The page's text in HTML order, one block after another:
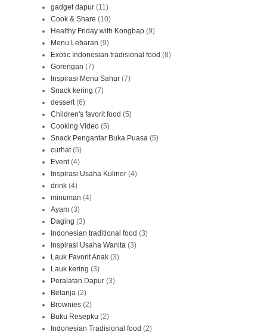
gadget dapur (11)
Cook & Share (10)
Healthy Friday with Kongbap (9)
Menu Lebaran (9)
Exotic Indonesian tradisional food (8)
Gorengan (7)
Inspirasi Menu Sahur (7)
Snack kering (7)
dessert (6)
Children's favorit food (5)
Cooking Video (5)
Snack Pengantar Buka Puasa (5)
curhat (5)
Event (4)
Inspirasi Usaha Kuliner (4)
drink (4)
minuman (4)
Ayam (3)
Daging (3)
Indonesian traditional food (3)
Inspirasi Usaha Wanita (3)
Lauk Favorit Anak (3)
Lauk kering (3)
Peralatan Dapur (3)
Belanja (2)
Brownies (2)
Buku Resepku (2)
Indonesian Tradisional food (2)